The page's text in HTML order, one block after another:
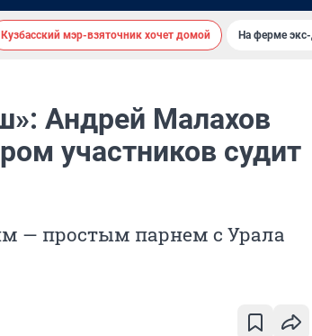
Кузбасский мэр-взяточник хочет домой На ферме
Андрей Малахов
участников судит
— простым парнем с Урала